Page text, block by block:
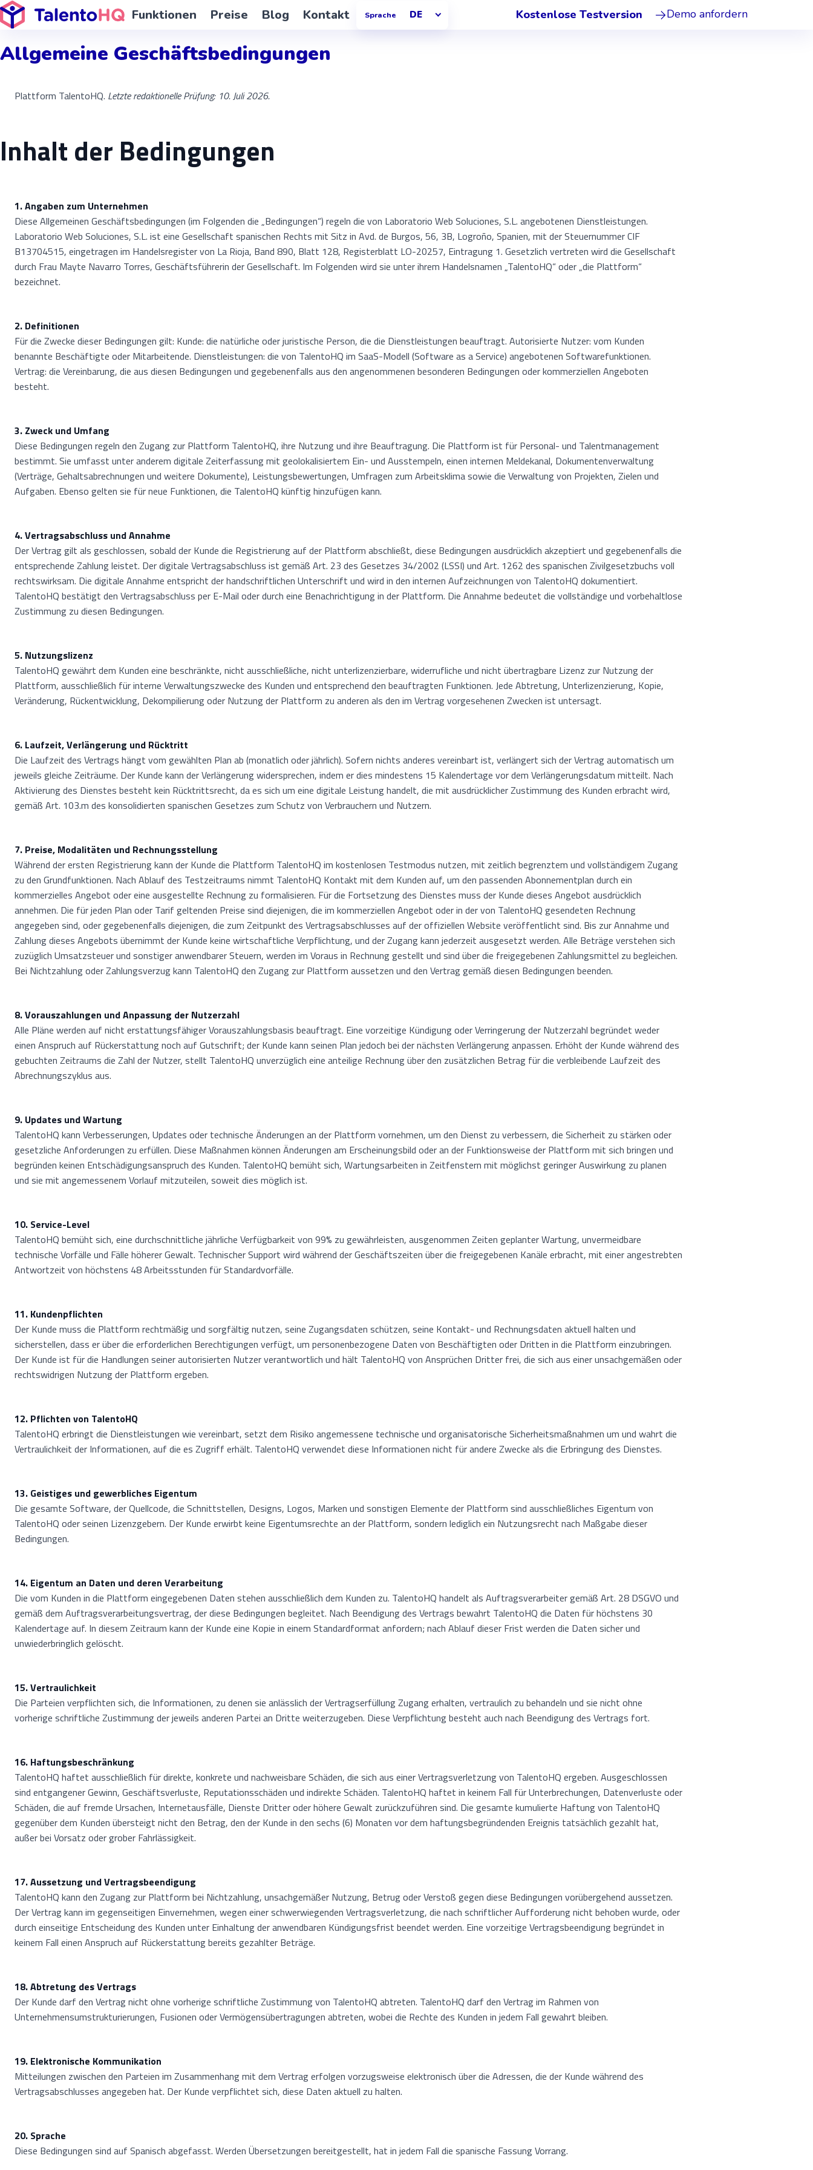
Funktionen Preise Blog Kontakt Sprache DE Kostenlose Testversion Demo anfordern
Allgemeine Geschäftsbedingungen
Plattform TalentoHQ. Letzte redaktionelle Prüfung: 10. Juli 2026.
Inhalt der Bedingungen
1. Angaben zum Unternehmen
Diese Allgemeinen Geschäftsbedingungen (im Folgenden die „Bedingungen“) regeln die von Laboratorio Web Soluciones, S.L. angebotenen Dienstleistungen.
Laboratorio Web Soluciones, S.L. ist eine Gesellschaft spanischen Rechts mit Sitz in Avd. de Burgos, 56, 3B, Logroño, Spanien, mit der Steuernummer CIF
B13704515, eingetragen im Handelsregister von La Rioja, Band 890, Blatt 128, Registerblatt LO-20257, Eintragung 1. Gesetzlich vertreten wird die Gesellschaft
durch Frau Mayte Navarro Torres, Geschäftsführerin der Gesellschaft. Im Folgenden wird sie unter ihrem Handelsnamen „TalentoHQ“ oder „die Plattform“
bezeichnet.
2. Definitionen
Für die Zwecke dieser Bedingungen gilt: Kunde: die natürliche oder juristische Person, die die Dienstleistungen beauftragt. Autorisierte Nutzer: vom Kunden
benannte Beschäftigte oder Mitarbeitende. Dienstleistungen: die von TalentoHQ im SaaS-Modell (Software as a Service) angebotenen Softwarefunktionen.
Vertrag: die Vereinbarung, die aus diesen Bedingungen und gegebenenfalls aus den angenommenen besonderen Bedingungen oder kommerziellen Angeboten
besteht.
3. Zweck und Umfang
Diese Bedingungen regeln den Zugang zur Plattform TalentoHQ, ihre Nutzung und ihre Beauftragung. Die Plattform ist für Personal- und Talentmanagement
bestimmt. Sie umfasst unter anderem digitale Zeiterfassung mit geolokalisiertem Ein- und Ausstempeln, einen internen Meldekanal, Dokumentenverwaltung
(Verträge, Gehaltsabrechnungen und weitere Dokumente), Leistungsbewertungen, Umfragen zum Arbeitsklima sowie die Verwaltung von Projekten, Zielen und
Aufgaben. Ebenso gelten sie für neue Funktionen, die TalentoHQ künftig hinzufügen kann.
4. Vertragsabschluss und Annahme
Der Vertrag gilt als geschlossen, sobald der Kunde die Registrierung auf der Plattform abschließt, diese Bedingungen ausdrücklich akzeptiert und gegebenenfalls die
entsprechende Zahlung leistet. Der digitale Vertragsabschluss ist gemäß Art. 23 des Gesetzes 34/2002 (LSSI) und Art. 1262 des spanischen Zivilgesetzbuchs voll
rechtswirksam. Die digitale Annahme entspricht der handschriftlichen Unterschrift und wird in den internen Aufzeichnungen von TalentoHQ dokumentiert.
TalentoHQ bestätigt den Vertragsabschluss per E-Mail oder durch eine Benachrichtigung in der Plattform. Die Annahme bedeutet die vollständige und vorbehaltlose
Zustimmung zu diesen Bedingungen.
5. Nutzungslizenz
TalentoHQ gewährt dem Kunden eine beschränkte, nicht ausschließliche, nicht unterlizenzierbare, widerrufliche und nicht übertragbare Lizenz zur Nutzung der
Plattform, ausschließlich für interne Verwaltungszwecke des Kunden und entsprechend den beauftragten Funktionen. Jede Abtretung, Unterlizenzierung, Kopie,
Veränderung, Rückentwicklung, Dekompilierung oder Nutzung der Plattform zu anderen als den im Vertrag vorgesehenen Zwecken ist untersagt.
6. Laufzeit, Verlängerung und Rücktritt
Die Laufzeit des Vertrags hängt vom gewählten Plan ab (monatlich oder jährlich). Sofern nichts anderes vereinbart ist, verlängert sich der Vertrag automatisch um
jeweils gleiche Zeiträume. Der Kunde kann der Verlängerung widersprechen, indem er dies mindestens 15 Kalendertage vor dem Verlängerungsdatum mitteilt. Nach
Aktivierung des Dienstes besteht kein Rücktrittsrecht, da es sich um eine digitale Leistung handelt, die mit ausdrücklicher Zustimmung des Kunden erbracht wird,
gemäß Art. 103.m des konsolidierten spanischen Gesetzes zum Schutz von Verbrauchern und Nutzern.
7. Preise, Modalitäten und Rechnungsstellung
Während der ersten Registrierung kann der Kunde die Plattform TalentoHQ im kostenlosen Testmodus nutzen, mit zeitlich begrenztem und vollständigem Zugang
zu den Grundfunktionen. Nach Ablauf des Testzeitraums nimmt TalentoHQ Kontakt mit dem Kunden auf, um den passenden Abonnementplan durch ein
kommerzielles Angebot oder eine ausgestellte Rechnung zu formalisieren. Für die Fortsetzung des Dienstes muss der Kunde dieses Angebot ausdrücklich
annehmen. Die für jeden Plan oder Tarif geltenden Preise sind diejenigen, die im kommerziellen Angebot oder in der von TalentoHQ gesendeten Rechnung
angegeben sind, oder gegebenenfalls diejenigen, die zum Zeitpunkt des Vertragsabschlusses auf der offiziellen Website veröffentlicht sind. Bis zur Annahme und
Zahlung dieses Angebots übernimmt der Kunde keine wirtschaftliche Verpflichtung, und der Zugang kann jederzeit ausgesetzt werden. Alle Beträge verstehen sich
zuzüglich Umsatzsteuer und sonstiger anwendbarer Steuern, werden im Voraus in Rechnung gestellt und sind über die freigegebenen Zahlungsmittel zu begleichen.
Bei Nichtzahlung oder Zahlungsverzug kann TalentoHQ den Zugang zur Plattform aussetzen und den Vertrag gemäß diesen Bedingungen beenden.
8. Vorauszahlungen und Anpassung der Nutzerzahl
Alle Pläne werden auf nicht erstattungsfähiger Vorauszahlungsbasis beauftragt. Eine vorzeitige Kündigung oder Verringerung der Nutzerzahl begründet weder
einen Anspruch auf Rückerstattung noch auf Gutschrift; der Kunde kann seinen Plan jedoch bei der nächsten Verlängerung anpassen. Erhöht der Kunde während des
gebuchten Zeitraums die Zahl der Nutzer, stellt TalentoHQ unverzüglich eine anteilige Rechnung über den zusätzlichen Betrag für die verbleibende Laufzeit des
Abrechnungszyklus aus.
9. Updates und Wartung
TalentoHQ kann Verbesserungen, Updates oder technische Änderungen an der Plattform vornehmen, um den Dienst zu verbessern, die Sicherheit zu stärken oder
gesetzliche Anforderungen zu erfüllen. Diese Maßnahmen können Änderungen am Erscheinungsbild oder an der Funktionsweise der Plattform mit sich bringen und
begründen keinen Entschädigungsanspruch des Kunden. TalentoHQ bemüht sich, Wartungsarbeiten in Zeitfenstern mit möglichst geringer Auswirkung zu planen
und sie mit angemessenem Vorlauf mitzuteilen, soweit dies möglich ist.
10. Service-Level
TalentoHQ bemüht sich, eine durchschnittliche jährliche Verfügbarkeit von 99% zu gewährleisten, ausgenommen Zeiten geplanter Wartung, unvermeidbare
technische Vorfälle und Fälle höherer Gewalt. Technischer Support wird während der Geschäftszeiten über die freigegebenen Kanäle erbracht, mit einer angestrebten
Antwortzeit von höchstens 48 Arbeitsstunden für Standardvorfälle.
11. Kundenpflichten
Der Kunde muss die Plattform rechtmäßig und sorgfältig nutzen, seine Zugangsdaten schützen, seine Kontakt- und Rechnungsdaten aktuell halten und
sicherstellen, dass er über die erforderlichen Berechtigungen verfügt, um personenbezogene Daten von Beschäftigten oder Dritten in die Plattform einzubringen.
Der Kunde ist für die Handlungen seiner autorisierten Nutzer verantwortlich und hält TalentoHQ von Ansprüchen Dritter frei, die sich aus einer unsachgemäßen oder
rechtswidrigen Nutzung der Plattform ergeben.
12. Pflichten von TalentoHQ
TalentoHQ erbringt die Dienstleistungen wie vereinbart, setzt dem Risiko angemessene technische und organisatorische Sicherheitsmaßnahmen um und wahrt die
Vertraulichkeit der Informationen, auf die es Zugriff erhält. TalentoHQ verwendet diese Informationen nicht für andere Zwecke als die Erbringung des Dienstes.
13. Geistiges und gewerbliches Eigentum
Die gesamte Software, der Quellcode, die Schnittstellen, Designs, Logos, Marken und sonstigen Elemente der Plattform sind ausschließliches Eigentum von
TalentoHQ oder seinen Lizenzgebern. Der Kunde erwirbt keine Eigentumsrechte an der Plattform, sondern lediglich ein Nutzungsrecht nach Maßgabe dieser
Bedingungen.
14. Eigentum an Daten und deren Verarbeitung
Die vom Kunden in die Plattform eingegebenen Daten stehen ausschließlich dem Kunden zu. TalentoHQ handelt als Auftragsverarbeiter gemäß Art. 28 DSGVO und
gemäß dem Auftragsverarbeitungsvertrag, der diese Bedingungen begleitet. Nach Beendigung des Vertrags bewahrt TalentoHQ die Daten für höchstens 30
Kalendertage auf. In diesem Zeitraum kann der Kunde eine Kopie in einem Standardformat anfordern; nach Ablauf dieser Frist werden die Daten sicher und
unwiederbringlich gelöscht.
15. Vertraulichkeit
Die Parteien verpflichten sich, die Informationen, zu denen sie anlässlich der Vertragserfüllung Zugang erhalten, vertraulich zu behandeln und sie nicht ohne
vorherige schriftliche Zustimmung der jeweils anderen Partei an Dritte weiterzugeben. Diese Verpflichtung besteht auch nach Beendigung des Vertrags fort.
16. Haftungsbeschränkung
TalentoHQ haftet ausschließlich für direkte, konkrete und nachweisbare Schäden, die sich aus einer Vertragsverletzung von TalentoHQ ergeben. Ausgeschlossen
sind entgangener Gewinn, Geschäftsverluste, Reputationsschäden und indirekte Schäden. TalentoHQ haftet in keinem Fall für Unterbrechungen, Datenverluste oder
Schäden, die auf fremde Ursachen, Internetausfälle, Dienste Dritter oder höhere Gewalt zurückzuführen sind. Die gesamte kumulierte Haftung von TalentoHQ
gegenüber dem Kunden übersteigt nicht den Betrag, den der Kunde in den sechs (6) Monaten vor dem haftungsbegründenden Ereignis tatsächlich gezahlt hat,
außer bei Vorsatz oder grober Fahrlässigkeit.
17. Aussetzung und Vertragsbeendigung
TalentoHQ kann den Zugang zur Plattform bei Nichtzahlung, unsachgemäßer Nutzung, Betrug oder Verstoß gegen diese Bedingungen vorübergehend aussetzen.
Der Vertrag kann im gegenseitigen Einvernehmen, wegen einer schwerwiegenden Vertragsverletzung, die nach schriftlicher Aufforderung nicht behoben wurde, oder
durch einseitige Entscheidung des Kunden unter Einhaltung der anwendbaren Kündigungsfrist beendet werden. Eine vorzeitige Vertragsbeendigung begründet in
keinem Fall einen Anspruch auf Rückerstattung bereits gezahlter Beträge.
18. Abtretung des Vertrags
Der Kunde darf den Vertrag nicht ohne vorherige schriftliche Zustimmung von TalentoHQ abtreten. TalentoHQ darf den Vertrag im Rahmen von
Unternehmensumstrukturierungen, Fusionen oder Vermögensübertragungen abtreten, wobei die Rechte des Kunden in jedem Fall gewahrt bleiben.
19. Elektronische Kommunikation
Mitteilungen zwischen den Parteien im Zusammenhang mit dem Vertrag erfolgen vorzugsweise elektronisch über die Adressen, die der Kunde während des
Vertragsabschlusses angegeben hat. Der Kunde verpflichtet sich, diese Daten aktuell zu halten.
20. Sprache
Diese Bedingungen sind auf Spanisch abgefasst. Werden Übersetzungen bereitgestellt, hat in jedem Fall die spanische Fassung Vorrang.